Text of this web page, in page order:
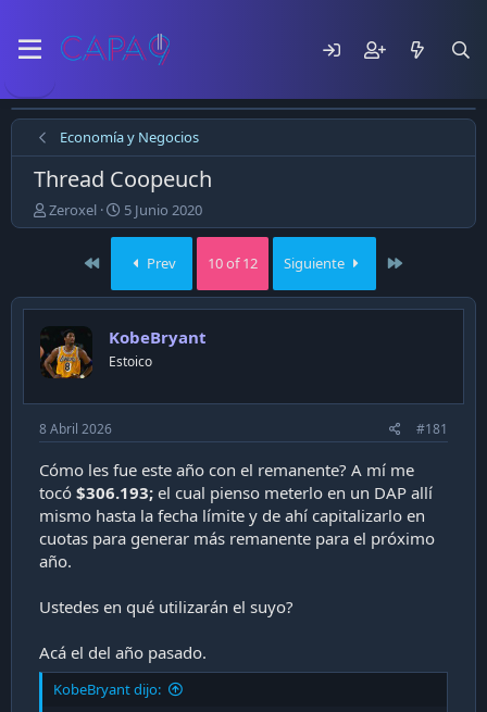
Economía y Negocios
Thread Coopeuch
E
m
ó
e
l
t
e
m
a
Zeroxel
F
e
a
d
p
u
l
c
a
c
i
ó
n
5 Junio 2020
First Prev 10 of 12 Siguiente
KobeBryant
Estoico
8 Abril 2026 #181
Cómo les fue este año con el remanente? A mí me
tocó $306.193; el cual pienso meterlo en un DAP allí
mismo hasta la fecha límite y de ahí capitalizarlo en
cuotas para generar más remanente para el próximo
año.
Ustedes en qué utilizarán el suyo?
Acá el del año pasado.
KobeBryant dijo: